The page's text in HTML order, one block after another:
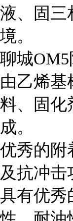
液、固三
境。
聊城OM5
由乙烯基
料、固化
成。
优秀的附
及抗冲击
具有优秀